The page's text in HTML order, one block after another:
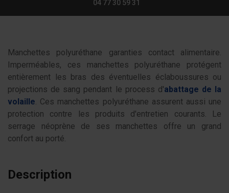
04 77 30 59 31
Manchettes polyuréthane garanties contact alimentaire.
Imperméables, ces manchettes polyuréthane protégent
entièrement les bras des éventuelles éclaboussures ou
projections de sang pendant le process d'abattage de la
volaille . Ces manchettes polyuréthane assurent aussi une
protection contre les produits d'entretien courants. Le
serrage néoprène de ses manchettes offre un grand
confort au porté.
Description